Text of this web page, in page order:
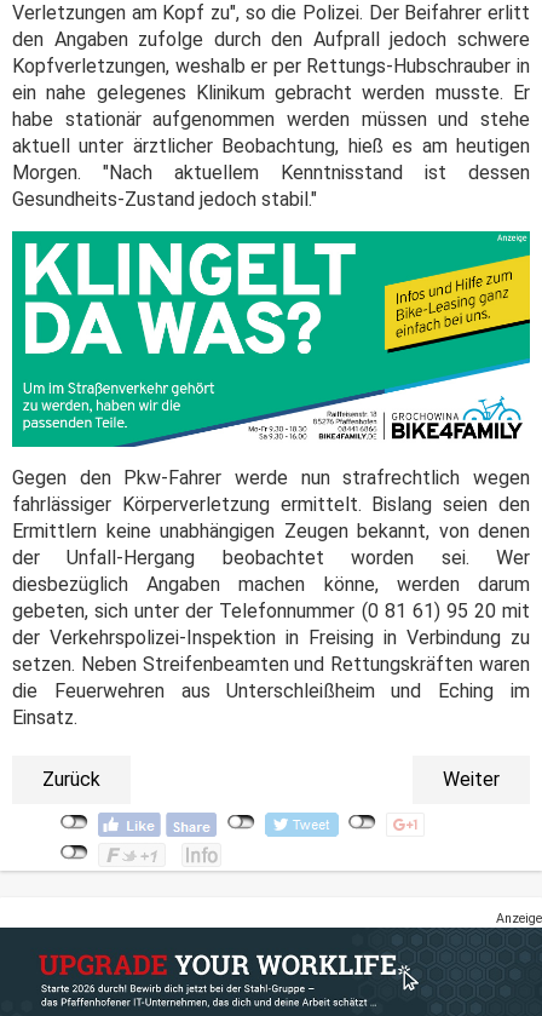
Verletzungen am Kopf zu", so die Polizei. Der Beifahrer erlitt
den Angaben zufolge durch den Aufprall jedoch schwere
Kopfverletzungen, weshalb er per Rettungs-Hubschrauber in
ein nahe gelegenes Klinikum gebracht werden musste. Er
habe stationär aufgenommen werden müssen und stehe
aktuell unter ärztlicher Beobachtung, hieß es am heutigen
Morgen. "Nach aktuellem Kenntnisstand ist dessen
Gesundheits-Zustand jedoch stabil."
Gegen den Pkw-Fahrer werde nun strafrechtlich wegen
fahrlässiger Körperverletzung ermittelt. Bislang seien den
Ermittlern keine unabhängigen Zeugen bekannt, von denen
der Unfall-Hergang beobachtet worden sei. Wer
diesbezüglich Angaben machen könne, werden darum
gebeten, sich unter der Telefonnummer (0 81 61) 95 20 mit
der Verkehrspolizei-Inspektion in Freising in Verbindung zu
setzen. Neben Streifenbeamten und Rettungskräften waren
die Feuerwehren aus Unterschleißheim und Eching im
Einsatz.
Zurück Weiter
Anzeige